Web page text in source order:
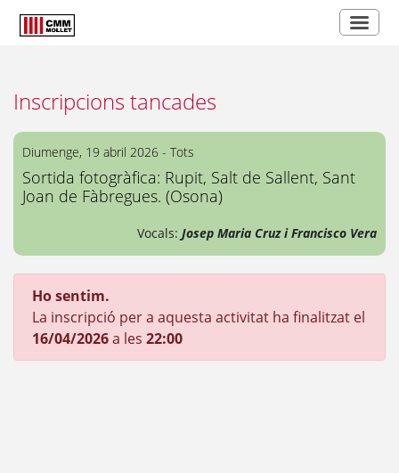
Inscripcions tancades
Diumenge, 19 abril 2026 - Tots
Sortida fotogràfica: Rupit, Salt de Sallent, Sant
Joan de Fàbregues. (Osona)
Vocals: Josep Maria Cruz i Francisco Vera
Ho sentim.
La inscripció per a aquesta activitat ha finalitzat el
16/04/2026a les 22:00